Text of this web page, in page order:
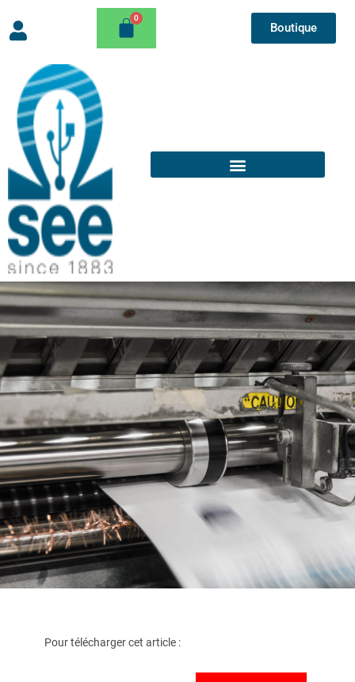
Boutique
Pour télécharger cet article :